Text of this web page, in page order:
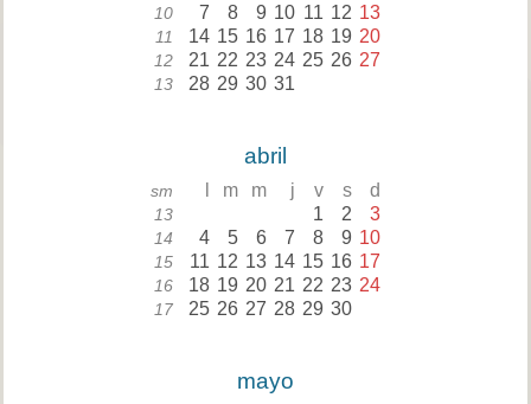
10 7 8 9 10 11 12 13
11 14 15 16 17 18 19 20
12 21 22 23 24 25 26 27
13 28 29 30 31
abril
sm m m j v s d
13 1 2 3
14 4 5 6 7 8 9 10
15 11 12 13 14 15 16 17
16 18 19 20 21 22 23 24
17 25 26 27 28 29 30
mayo